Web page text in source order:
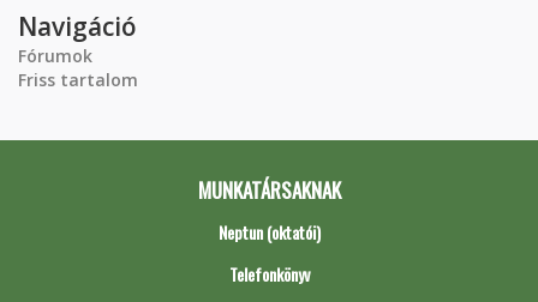
Navigáció
Fórumok
Friss tartalom
MUNKATÁRSAKNAK
Neptun (oktatói)
Telefonkönyv